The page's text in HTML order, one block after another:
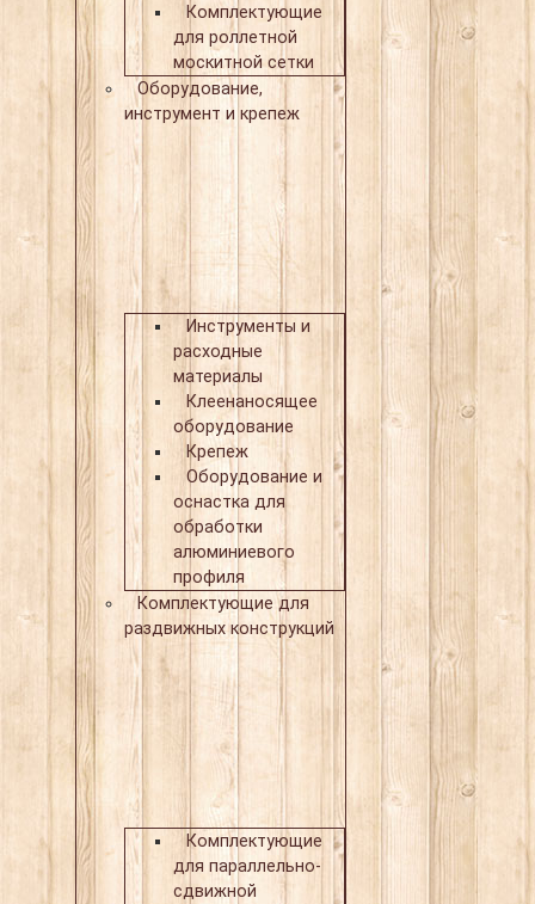
Комплектующие
для роллетной
москитной сетки
Оборудование,
инструмент и крепеж
Инструменты и
расходные
материалы
Клеенаносящее
оборудование
Крепеж
Оборудование и
оснастка для
обработки
алюминиевого
профиля
Комплектующие для
раздвижных конструкций
Комплектующие
для параллельно-
сдвижной